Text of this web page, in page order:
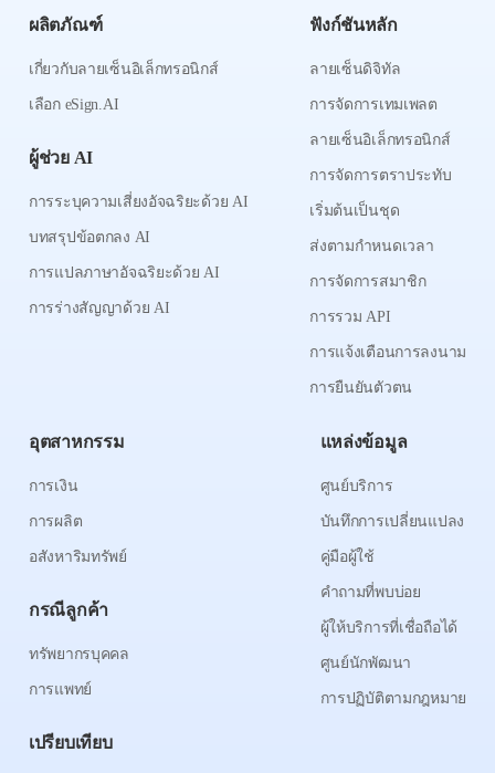
ผลิตภัณฑ์
เกี่ยวกับลายเซ็นอิเล็กทรอนิกส์
เลือก eSign.AI
ผู้ช่วย AI
การระบุความเสี่ยงอัจฉริยะด้วย AI
บทสรุปข้อตกลง AI
การแปลภาษาอัจฉริยะด้วย AI
การร่างสัญญาด้วย AI
ฟังก์ชันหลัก
ลายเซ็นดิจิทัล
การจัดการเทมเพลต
ลายเซ็นอิเล็กทรอนิกส์
การจัดการตราประทับ
เริ่มต้นเป็นชุด
ส่งตามกำหนดเวลา
การจัดการสมาชิก
การรวม API
การแจ้งเตือนการลงนาม
การยืนยันตัวตน
อุตสาหกรรม
การเงิน
การผลิต
อสังหาริมทรัพย์
กรณีลูกค้า
ทรัพยากรบุคคล
การแพทย์
เปรียบเทียบ
แหล่งข้อมูล
ศูนย์บริการ
บันทึกการเปลี่ยนแปลง
คู่มือผู้ใช้
คำถามที่พบบ่อย
ผู้ให้บริการที่เชื่อถือได้
ศูนย์นักพัฒนา
การปฏิบัติตามกฎหมาย